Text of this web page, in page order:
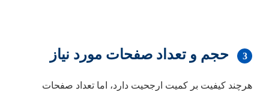
3 حجم و تعداد صفحات مورد نیاز
هرچند کیفیت بر کمیت ارجحیت دارد، اما تعداد صفحات